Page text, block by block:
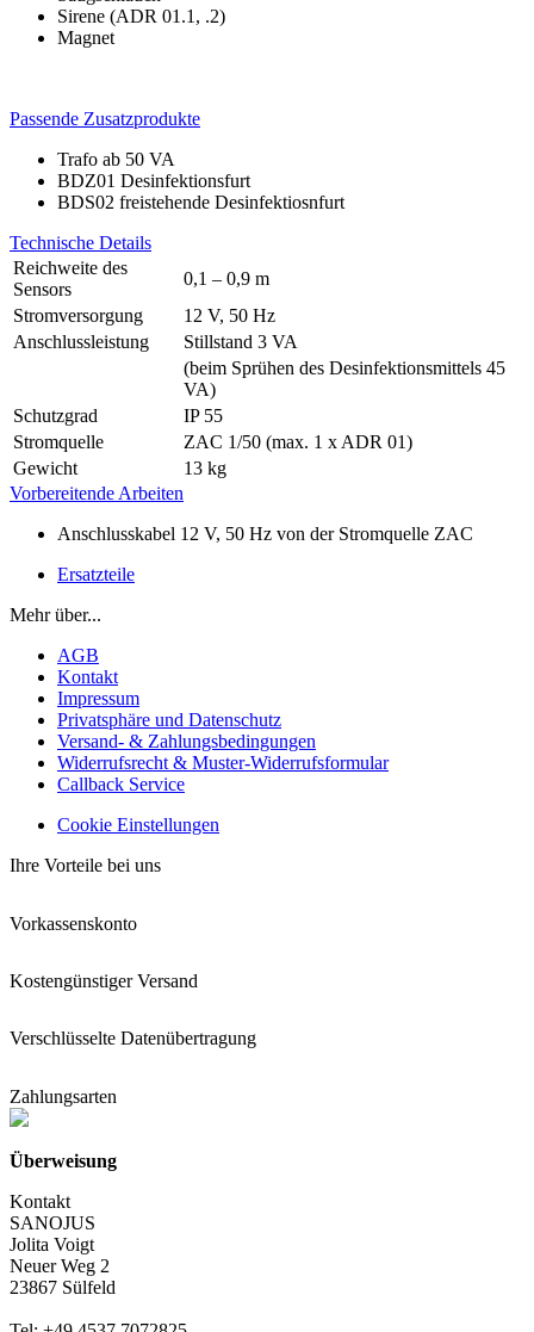
Sirene (ADR 01.1, .2)
Magnet
Passende Zusatzprodukte
Trafo ab 50 VA
BDZ01 Desinfektionsfurt
BDS02 freistehende Desinfektiosnfurt
Technische Details
Reichweite des
Sensors
0,1 – 0,9 m
Stromversorgung
12 V, 50 Hz
Anschlussleistung
Stillstand 3 VA
(beim Sprühen des Desinfektionsmittels 45
VA)
Schutzgrad
IP 55
Stromquelle
ZAC 1/50 (max. 1 x ADR 01)
Gewicht
13 kg
Vorbereitende Arbeiten
Anschlusskabel 12 V, 50 Hz von der Stromquelle ZAC
Ersatzteile
Mehr über...
AGB
Kontakt
Impressum
Privatsphäre und Datenschutz
Versand- & Zahlungsbedingungen
Widerrufsrecht & Muster-Widerrufsformular
Callback Service
Cookie Einstellungen
Ihre Vorteile bei uns
Vorkassenskonto
Kostengünstiger Versand
Verschlüsselte Datenübertragung
Zahlungsarten
Überweisung
Kontakt
SANOJUS
Jolita Voigt
Neuer Weg 2
23867 Sülfeld